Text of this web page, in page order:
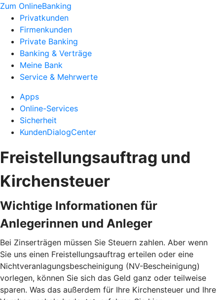
Zum OnlineBanking
Privatkunden
Firmenkunden
Private Banking
Banking & Verträge
Meine Bank
Service & Mehrwerte
Apps
Online-Services
Sicherheit
KundenDialogCenter
Freistellungsauftrag und
Kirchensteuer
Wichtige Informationen für
Anlegerinnen und Anleger
Bei Zinserträgen müssen Sie Steuern zahlen. Aber wenn
Sie uns einen Freistellungsauftrag erteilen oder eine
Nichtveranlagungsbescheinigung (NV-Bescheinigung)
vorlegen, können Sie sich das Geld ganz oder teilweise
sparen. Was das außerdem für Ihre Kirchensteuer und Ihre